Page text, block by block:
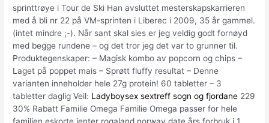
sprinttrøye i Tour de Ski Han avsluttet mesterskapskarrieren
med å bli nr 22 på VM-sprinten i Liberec i 2009, 35 år gammel.
(intet mindre ;-). Når sant skal sies er jeg veldig godt fornøyd
med begge rundene – og det tror jeg det var to grunner til.
Produktegenskaper: – Magisk kombo av popcorn og chips –
Laget på poppet mais – Sprøtt fluffy resultat – Denne
varianten inneholder hele 27g protein! 60 tabletter – 3
tabletter daglig Veil: Ladyboysex sextreff sogn og fjordane 229
30% Rabatt Familie Omega Familie Omega passer for hele